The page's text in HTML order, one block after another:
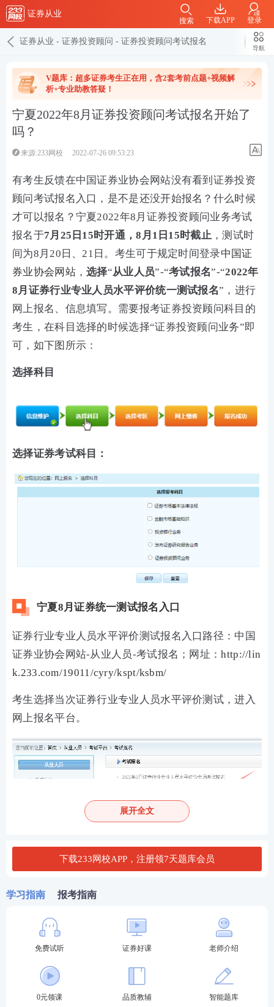
证券从业
下载APP 登录
搜索
证券从业 - 证券投资顾问 - 证券投资顾问考试报名
导航
V题库：超多证券考生正在用，含2套考前点题+视频解
析+专业助教答疑！
宁夏2022年8月证券投资顾问考试报名开始了
吗？
来源:233网校 2022-07-26 09:53:23
有考生反馈在中国证券业协会网站没有看到证券投资
顾问考试报名入口，是不是还没开始报名？什么时候
才可以报名？宁夏2022年8月证券投资顾问业务考试
报名于7月25日15时开通，8月1日15时截止，测试时
间为8月20日、21日。考生可于规定时间登录中国证
券业协会网站，选择“从业人员”-“考试报名”-“2022年
8月证券行业专业人员水平评价统一测试报名”，进行
网上报名、信息填写。需要报考证券投资顾问科目的
考生，在科目选择的时候选择“证券投资顾问业务”即
可，如下图所示：
选择科目
选择证券考试科目：
宁夏8月证券统一测试报名入口
证券行业专业人员水平评价测试报名入口路径：中国
证券业协会网站-从业人员-考试报名；网址：http://lin
k.233.com/19011/cyry/kspt/ksbm/
考生选择当次证券行业专业人员水平评价测试，进入
网上报名平台。
宁夏8月证券统一测试时间安排
测试时间:2022年8月20日至21日
展开全文
下载233网校APP，注册领7天题库会员
学习指南 报考指南
免费试听 证券好课 老师介绍
0元领课 品质教辅 智能题库